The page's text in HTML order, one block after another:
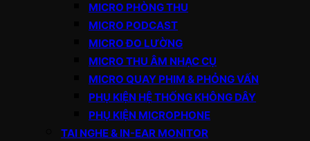
MICRO PHÒNG THU
MICRO PODCAST
MICRO ĐO LƯỜNG
MICRO THU ÂM NHẠC CỤ
MICRO QUAY PHIM & PHỎNG VẤN
PHỤ KIỆN HỆ THỐNG KHÔNG DÂY
PHỤ KIỆN MICROPHONE
TAI NGHE & IN-EAR MONITOR